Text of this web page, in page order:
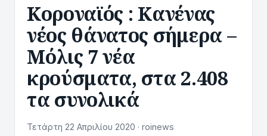
Κοροναϊός : Κανένας
νέος θάνατος σήμερα –
Μόλις 7 νέα
κρούσματα, στα 2.408
τα συνολικά
Τετάρτη 22 Απριλίου 2020 · roinews